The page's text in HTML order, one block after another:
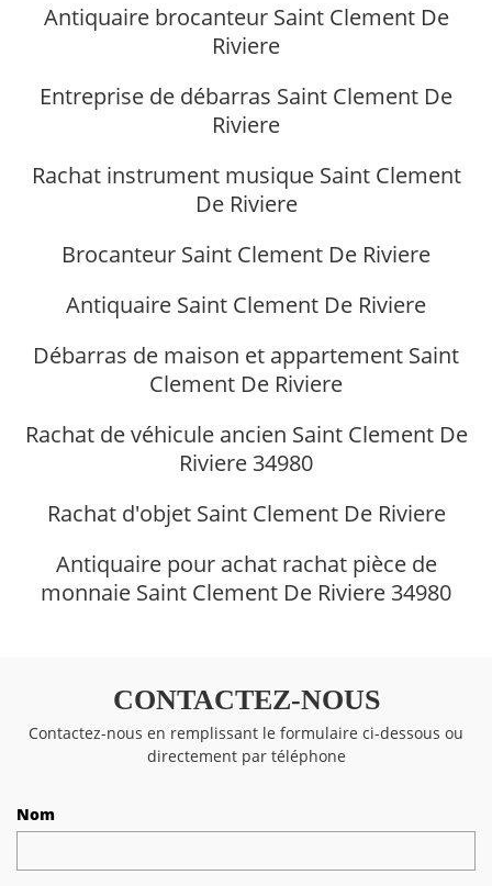
Antiquaire brocanteur Saint Clement De
Riviere
Entreprise de débarras Saint Clement De
Riviere
Rachat instrument musique Saint Clement
De Riviere
Brocanteur Saint Clement De Riviere
Antiquaire Saint Clement De Riviere
Débarras de maison et appartement Saint
Clement De Riviere
Rachat de véhicule ancien Saint Clement De
Riviere 34980
Rachat d'objet Saint Clement De Riviere
Antiquaire pour achat rachat pièce de
monnaie Saint Clement De Riviere 34980
CONTACTEZ-NOUS
Contactez-nous en remplissant le formulaire ci-dessous ou
directement par téléphone
Nom